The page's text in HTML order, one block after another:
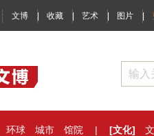
文博 | 收藏 | 艺术 | 图片 |
环球 城市 馆院 | [文化]